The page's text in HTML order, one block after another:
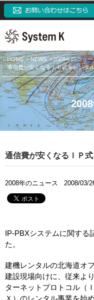
PRODUCTS
プロダクト
IP監視カメラシステム
ネットワークカメラ
パッケージ製品
NEWS
ニュース
定期配信メールのご登録
監視カメラブログ
NVRブログ
VMSブログ
ABOUT US
目指す価値観
会社概要
組織構成
所在地
CONTACT US
SKクラウドカメラサイ
SK VMS(ビデオマネジメ
HOME NEWS
2008年のニュ
通信費が安くなるＩＰ式をレン
通信費が安くなるＩＰ
2008年のニュース 2008/03/
IP-PBXシステムに関する
た。
建機レンタルの北海道オ
建設現場向けに、従来よ
ターネットプロトコル（
Ｘ）のレンタル事業を始め